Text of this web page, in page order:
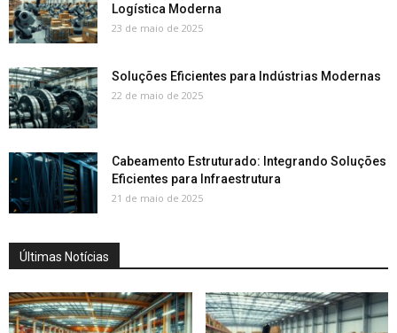
Logística Moderna
23 de maio de 2025
Soluções Eficientes para Indústrias Modernas
22 de maio de 2025
Cabeamento Estruturado: Integrando Soluções
Eficientes para Infraestrutura
21 de maio de 2025
Últimas Notícias